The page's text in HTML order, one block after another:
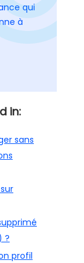
qui
à
in:
sans
?
profil